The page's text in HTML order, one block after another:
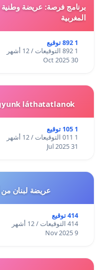
برنامج فرصة: عريضة
المغربية
1 892 توقيع
1 892 التوقيعات / 12 أشهر
30 Oct 2025
láthatatlanok!
1 105 توقيع
1 011 التوقيعات / 12 أشهر
31 Jul 2025
عريضة لبنان
414 توقيع
414 التوقيعات / 12 أشهر
9 Nov 2025